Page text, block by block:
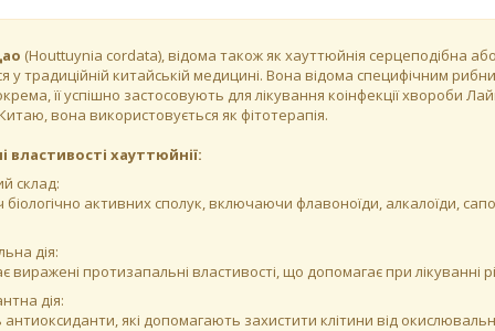
(Houttuynia cordata), відома також як хауттюйнія серцеподібна
у традиційній китайській медицині. Вона відома специфічним
її успішно застосовують для лікування коінфекції хвороби
вона використовується як фітотерапія.
властивості хауттюйнії:
склад:
біологічно активних сполук, включаючи флавоноїди, алкалоїди,
дія:
виражені протизапальні властивості, що допомагає при лікуванні
дія:
антиоксиданти, які допомагають захистити клітини від